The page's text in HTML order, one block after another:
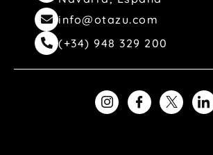
info@otazu.com
(+34) 948 329 200